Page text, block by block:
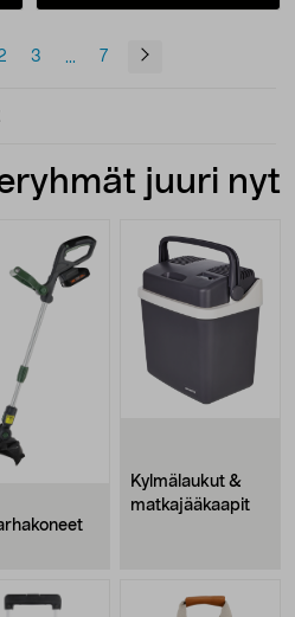
3 ... 7
juuri nyt
Kylmälaukut &
matkajääkaapit